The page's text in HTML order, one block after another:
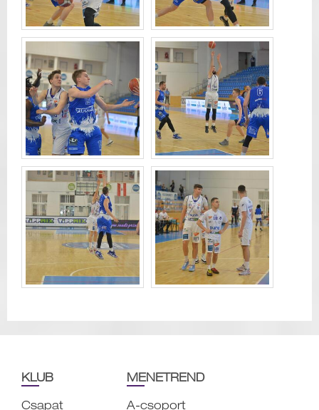
KLUB
Csapat
MENETREND
A-csoport